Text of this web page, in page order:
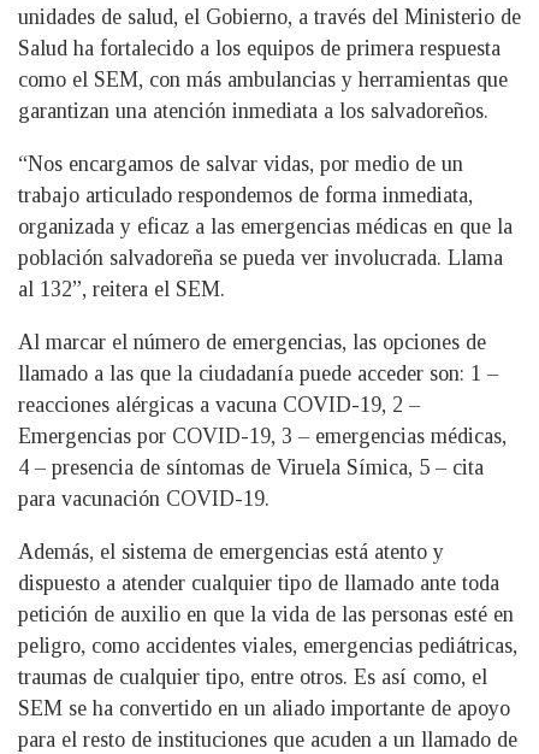
unidades de salud, el Gobierno, a través del Ministerio de
Salud ha fortalecido a los equipos de primera respuesta
como el SEM, con más ambulancias y herramientas que
garantizan una atención inmediata a los salvadoreños.
“Nos encargamos de salvar vidas, por medio de un
trabajo articulado respondemos de forma inmediata,
organizada y eficaz a las emergencias médicas en que la
población salvadoreña se pueda ver involucrada. Llama
al 132”, reitera el SEM.
Al marcar el número de emergencias, las opciones de
llamado a las que la ciudadanía puede acceder son: 1 –
reacciones alérgicas a vacuna COVID-19, 2 –
Emergencias por COVID-19, 3 – emergencias médicas,
4 – presencia de síntomas de Viruela Símica, 5 – cita
para vacunación COVID-19.
Además, el sistema de emergencias está atento y
dispuesto a atender cualquier tipo de llamado ante toda
petición de auxilio en que la vida de las personas esté en
peligro, como accidentes viales, emergencias pediátricas,
traumas de cualquier tipo, entre otros. Es así como, el
SEM se ha convertido en un aliado importante de apoyo
para el resto de instituciones que acuden a un llamado de